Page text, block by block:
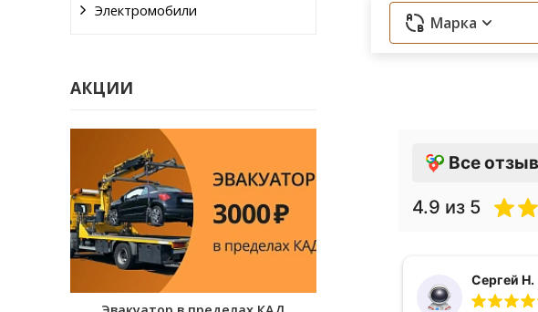
Электромобили
АКЦИИ
Марка
Все
4.9 из 5
Александр Гречко Сергей Н.